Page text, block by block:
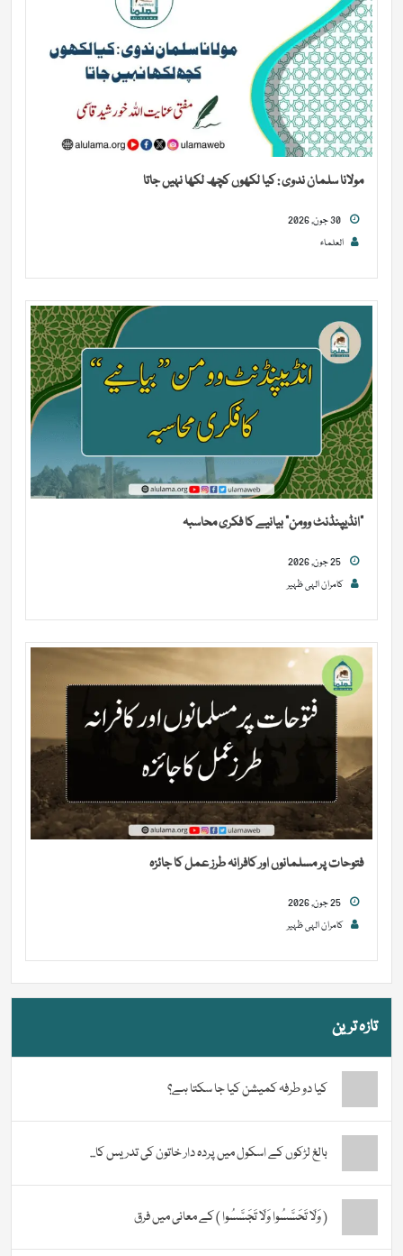
مولانا سلمان ندوی : کیا لکھوں کچھ لکھا نہیں جاتا
العلماء
“انڈیپنڈنٹ وومن” بیانیے کا فکری محاسبہ
کامران الہی ظہیر
فتوحات پر مسلمانوں اور کافرانہ طرز عمل کا جائزہ
کامران الہی ظہیر
تازہ ترین
کیا دو طرفہ کمیشن کیا جا سکتا ہے؟
بالغ لڑکوں کے اسکول میں پردہ دار خاتون کی تدریس کا...
( وَلَا تَحَسَّسُوا وَلَا تَجَسَّسُوا ) کے معانی میں فرق